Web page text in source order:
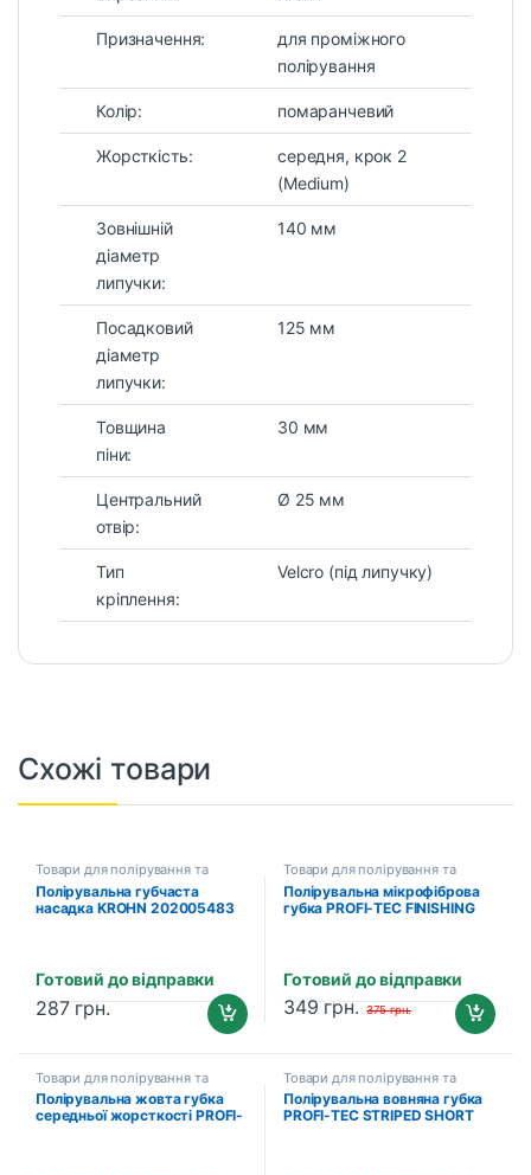
Призначення:
для проміжного
полірування
Колір: помаранчевий
Жорсткість:
середня, крок 2
(Medium)
Зовнішній
діаметр
липучки:
140 мм
Посадковий
діаметр
липучки:
125 мм
Товщина
піни:
30 мм
Центральний
отвір:
Ø 25 мм
Тип
кріплення:
Velcro (під липучку)
Схожі товари
Товари для полірування та
детейлінгу
Полірувальна губчаста
насадка KROHN 202005483
Готовий до відправки
287 грн.
Товари для полірування та
детейлінгу
Полірувальна мікрофіброва
губка PROFI-TEC FINISHING
Готовий до відправки
349 грн. 375грн.
Товари для полірування та
детейлінгу
Полірувальна жовта губка
середньої жорсткості PROFI-
Товари для полірування та
детейлінгу
Полірувальна вовняна губка
PROFI-TEC STRIPED SHORT